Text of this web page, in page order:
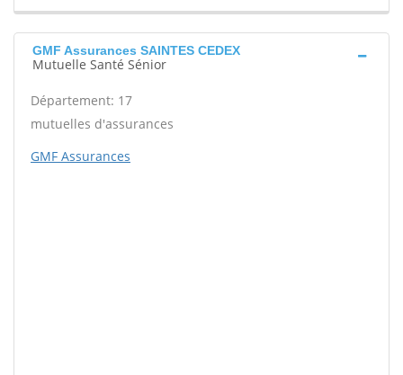
GMF Assurances SAINTES CEDEX
Mutuelle Santé Sénior
Département: 17
mutuelles d'assurances
GMF Assurances